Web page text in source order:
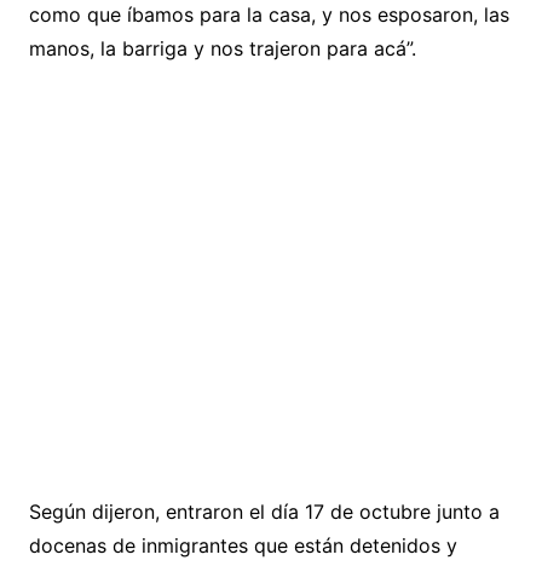
como que íbamos para la casa, y nos esposaron, las
manos, la barriga y nos trajeron para acá”.
Según dijeron, entraron el día 17 de octubre junto a
docenas de inmigrantes que están detenidos y